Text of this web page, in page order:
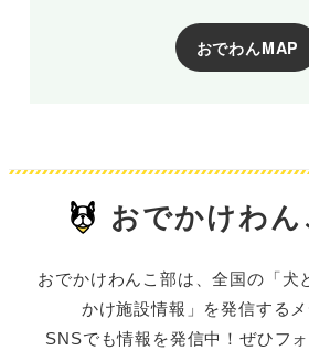
おでわんMAP
おでかけわん
おでかけわんこ部は、全国の「犬
かけ施設情報」を発信するメ
SNSでも情報を発信中！ぜひフ